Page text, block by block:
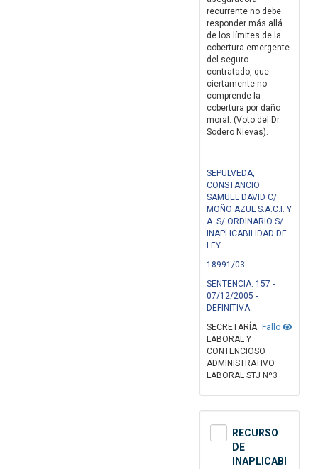
recurrente no debe
responder más allá
de los límites de la
cobertura emergente
del seguro
contratado, que
ciertamente no
comprende la
cobertura por daño
moral. (Voto del Dr.
Sodero Nievas).
SEPULVEDA,
CONSTANCIO
SAMUEL DAVID C/
MOÑO AZUL S.A.C.I. Y
A. S/ ORDINARIO S/
INAPLICABILIDAD DE
LEY
18991/03
SENTENCIA: 157 -
07/12/2005 -
DEFINITIVA
Fallo
SECRETARÍA
LABORAL Y
CONTENCIOSO
ADMINISTRATIVO
LABORAL STJ Nº3
RECURSO
DE
INAPLICABI